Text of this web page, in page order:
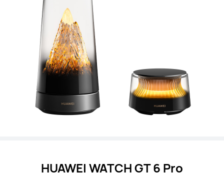
HUAWEI WATCH GT 6 Pro